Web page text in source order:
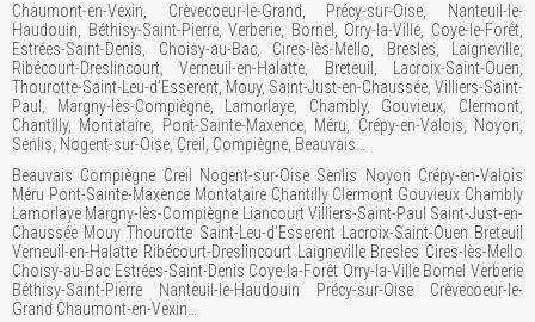
Chaumont-en-Vexin, Crèvecoeur-le-Grand, Précy-sur-Oise, Nanteuil-le-
Haudouin, Béthisy-Saint-Pierre, Verberie, Bornel, Orry-la-Ville, Coye-le-Forêt,
Estrées-Saint-Denis, Choisy-au-Bac, Cires-lès-Mello, Bresles, Laigneville,
Ribécourt-Dreslincourt, Verneuil-en-Halatte, Breteuil, Lacroix-Saint-Ouen,
Thourotte-Saint-Leu-d’Esserent, Mouy, Saint-Just-en-Chaussée, Villiers-Saint-
Paul, Margny-lès-Compiègne, Lamorlaye, Chambly, Gouvieux, Clermont,
Chantilly, Montataire, Pont-Sainte-Maxence, Méru, Crépy-en-Valois, Noyon,
Senlis, Nogent-sur-Oise, Creil, Compiègne, Beauvais…
Beauvais Compiègne Creil Nogent-sur-Oise Senlis Noyon Crépy-en-Valois
Méru Pont-Sainte-Maxence Montataire Chantilly Clermont Gouvieux Chambly
Lamorlaye Margny-lès-Compiègne Liancourt Villiers-Saint-Paul Saint-Just-en-
Chaussée Mouy Thourotte Saint-Leu-d’Esserent Lacroix-Saint-Ouen Breteuil
Verneuil-en-Halatte Ribécourt-Dreslincourt Laigneville Bresles Cires-lès-Mello
Choisy-au-Bac Estrées-Saint-Denis Coye-la-Forêt Orry-la-Ville Bornel Verberie
Béthisy-Saint-Pierre Nanteuil-le-Haudouin Précy-sur-Oise Crèvecoeur-le-
Grand Chaumont-en-Vexin…